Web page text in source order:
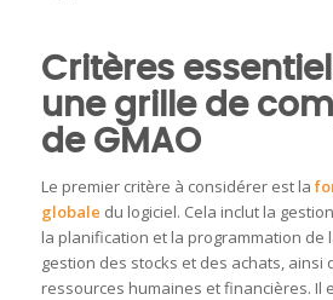
Critères
une grille de
de GMAO
Le premier critère à considérer est la
globale du logiciel. Cela inclut la
la planification et la programmation de
gestion des stocks et des achats, ainsi
ressources humaines et financières. Il